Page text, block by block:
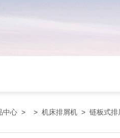
中心 > > 机床排屑机 > 链板式排